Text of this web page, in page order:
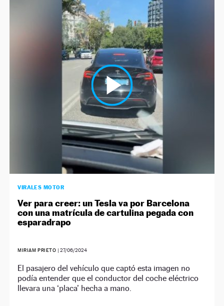
VIRALES MOTOR
Ver para creer: un Tesla va por Barcelona
con una matrícula de cartulina pegada con
esparadrapo
MIRIAM PRIETO | 27/06/2024
El pasajero del vehículo que captó esta imagen no
podía entender que el conductor del coche eléctrico
llevara una ‘placa’ hecha a mano.